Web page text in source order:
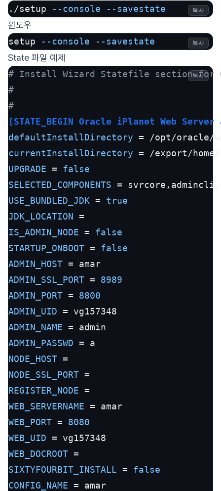
./setup
--console --savestate 복사
윈도우
setup
--console --savestate 복사
State 파일 예제
# Install Wizard Statefile section for
#
#
[STATE_BEGIN Oracle iPlanet Web Server
defaultInstallDirectory
currentInstallDirectory
UPGRADE = false
SELECTED_COMPONENTS
USE_BUNDLED_JDK = true
JDK_LOCATION
IS_ADMIN_NODE = false
STARTUP_ONBOOT = false
ADMIN_HOST
ADMIN_SSL_PORT = 8989
ADMIN_PORT = 8800
ADMIN_UID
ADMIN_NAME
ADMIN_PASSWD
NODE_HOST
NODE_SSL_PORT
REGISTER_NODE
WEB_SERVERNAME
WEB_PORT = 8080
WEB_UID
WEB_DOCROOT
SIXTYFOURBIT_INSTALL = false
CONFIG_NAME
복사